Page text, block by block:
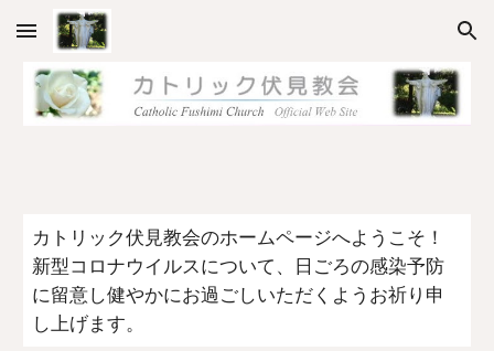
Skip to main content Skip to navigation
カトリック伏見教会のホームページへようこそ！
新型コロナウイルスについて、日ごろの感染予防
に留意し健やかにお過ごしいただくようお祈り申
し上げます。